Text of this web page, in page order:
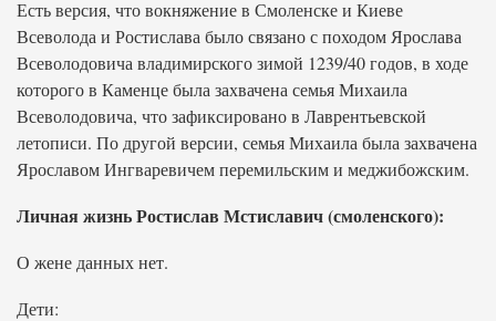
Есть версия, что вокняжение в Смоленске и Киеве
Всеволода и Ростислава было связано с походом Ярослава
Всеволодовича владимирского зимой 1239/40 годов, в ходе
которого в Каменце была захвачена семья Михаила
Всеволодовича, что зафиксировано в Лаврентьевской
летописи. По другой версии, семья Михаила была захвачена
Ярославом Ингваревичем перемильским и меджибожским.
Личная жизнь Ростислав Мстиславич (смоленского):
О жене данных нет.
Дети: